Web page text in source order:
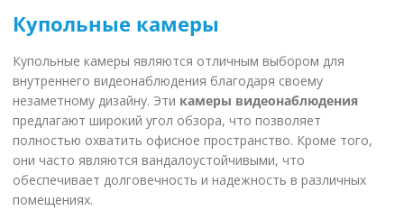
Купольные камеры
Купольные камеры являются отличным выбором для
внутреннего видеонаблюдения благодаря своему
незаметному дизайну. Эти камеры видеонаблюдения
предлагают широкий угол обзора, что позволяет
полностью охватить офисное пространство. Кроме того,
они часто являются вандалоустойчивыми, что
обеспечивает долговечность и надежность в различных
помещениях.